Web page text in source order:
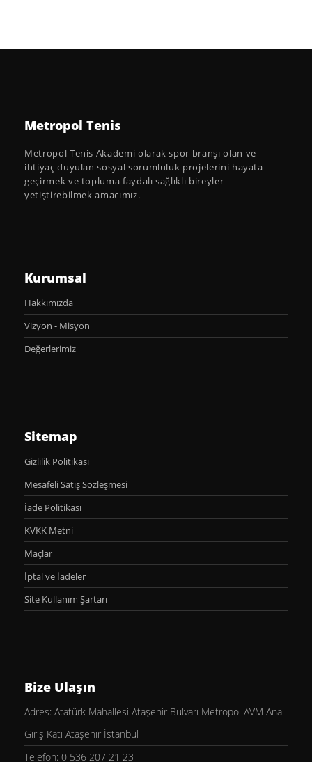
Metropol Tenis
Metropol Tenis Akademi olarak spor branşı olan ve
ihtiyaç duyulan sosyal sorumluluk projelerini hayata
geçirmek ve topluma faydalı sağlıklı bireyler
yetiştirebilmek amacımız.
Kurumsal
Hakkımızda
Vizyon - Misyon
Değerlerimiz
Sitemap
Gizlilik Politikası
Mesafeli Satış Sözleşmesi
İade Politikası
KVKK Metni
Maçlar
İptal ve İadeler
Site Kullanım Şartarı
Bize Ulaşın
Adres: Atatürk Mahallesi Ataşehir Bulvarı Metropol AVM Ana
Giriş Katı Ataşehir İstanbul
Telefon: 0 536 207 21 23